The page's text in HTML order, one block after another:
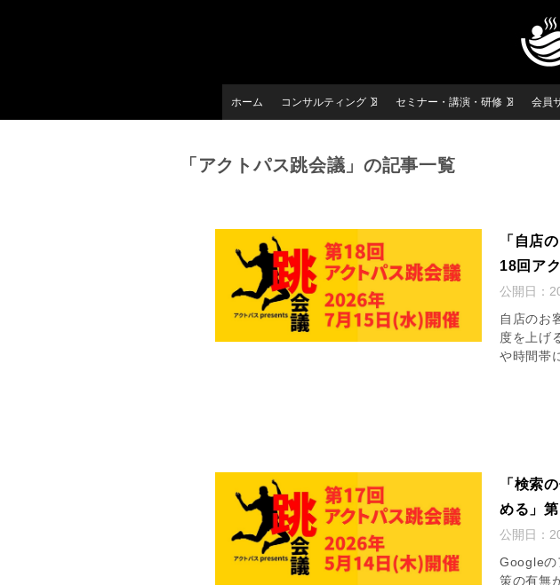
ホーム コンサルティング セミナー・講演・研修 会員
「アクトパス跳会議」の記事一覧
「自店
18回ア
公開日：
自店のお
度を上げ
や時間帯
「検索
める」
公開日：
Googleの
策の有無